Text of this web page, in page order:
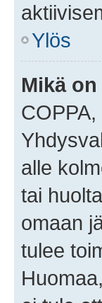
Ylös
Mikä on
alle
tai
omaan
tulee